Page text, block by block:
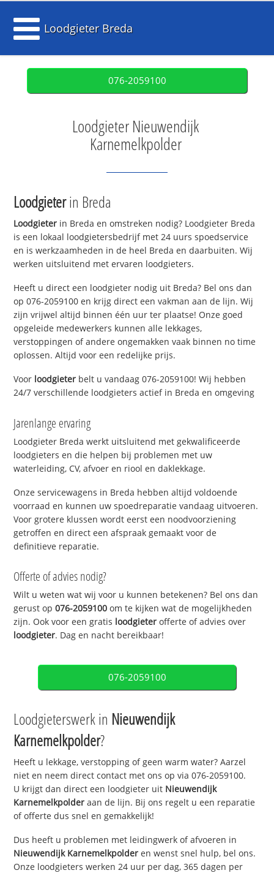
Loodgieter Breda
076-2059100
Loodgieter Nieuwendijk
Karnemelkpolder
Loodgieterin Breda
Loodgieter in Breda en omstreken nodig? Loodgieter Breda
is een lokaal loodgietersbedrijf met 24 uurs spoedservice
en is werkzaamheden in de heel Breda en daarbuiten. Wij
werken uitsluitend met ervaren loodgieters.
Heeft u direct een loodgieter nodig uit Breda? Bel ons dan
op 076-2059100 en krijg direct een vakman aan de lijn. Wij
zijn vrijwel altijd binnen één uur ter plaatse! Onze goed
opgeleide medewerkers kunnen alle lekkages,
verstoppingen of andere ongemakken vaak binnen no time
oplossen. Altijd voor een redelijke prijs.
Voor loodgieter belt u vandaag 076-2059100! Wij hebben
24/7 verschillende loodgieters actief in Breda en omgeving
Jarenlange ervaring
Loodgieter Breda werkt uitsluitend met gekwalificeerde
loodgieters en die helpen bij problemen met uw
waterleiding, CV, afvoer en riool en daklekkage.
Onze servicewagens in Breda hebben altijd voldoende
voorraad en kunnen uw spoedreparatie vandaag uitvoeren.
Voor grotere klussen wordt eerst een noodvoorziening
getroffen en direct een afspraak gemaakt voor de
definitieve reparatie.
Offerte of advies nodig?
Wilt u weten wat wij voor u kunnen betekenen? Bel ons dan
gerust op076-2059100 om te kijken wat de mogelijkheden
zijn. Ook voor een gratis loodgieter offerte of advies over
loodgieter. Dag en nacht bereikbaar!
076-2059100
Loodgieterswerk in Nieuwendijk
Karnemelkpolder?
Heeft u lekkage, verstopping of geen warm water? Aarzel
niet en neem direct contact met ons op via 076-2059100.
U krijgt dan direct een loodgieter uit Nieuwendijk
Karnemelkpolder aan de lijn. Bij ons regelt u een reparatie
of offerte dus snel en gemakkelijk!
Dus heeft u problemen met leidingwerk of afvoeren in
Nieuwendijk Karnemelkpolder en wenst snel hulp, bel ons.
Onze loodgieters werken 24 uur per dag, 365 dagen per